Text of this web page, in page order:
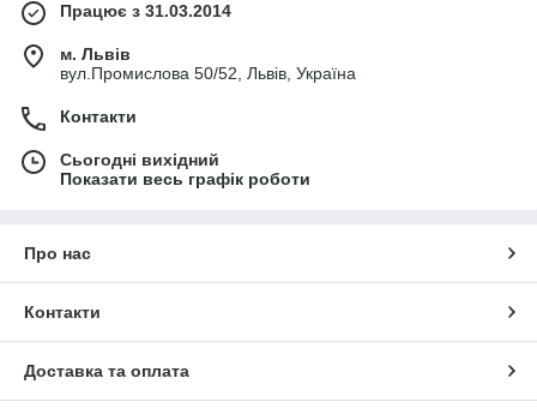
Працює з 31.03.2014
м. Львів
вул.Промислова 50/52, Львів, Україна
Контакти
Сьогодні вихідний
Показати весь графік роботи
Про нас
Контакти
Доставка та оплата